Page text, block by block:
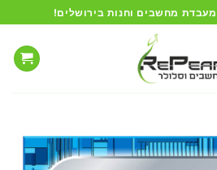
מחשבים וחנות בירושלים!